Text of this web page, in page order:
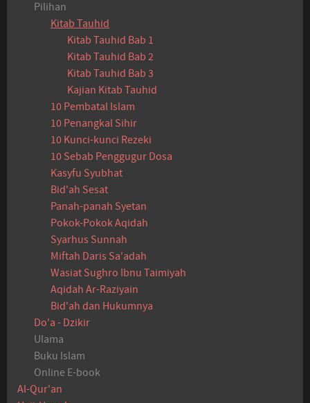
Pilihan
Kitab Tauhid
Kitab Tauhid Bab 1
Kitab Tauhid Bab 2
Kitab Tauhid Bab 3
Kajian Kitab Tauhid
10 Pembatal Islam
10 Penangkal Sihir
10 Kunci-kunci Rezeki
10 Sebab Penggugur Dosa
Kasyfu Syubhat
Bid'ah Sesat
Panah-panah Syetan
Pokok-Pokok Aqidah
Syarhus Sunnah
Miftah Daris Sa'adah
Wasiat Sughro Ibnu Taimiyah
Aqidah Ar-Raziyain
Bid'ah dan Hukumnya
Do'a - Dzikir
Ulama
Buku Islam
Online E-book
Al-Qur'an